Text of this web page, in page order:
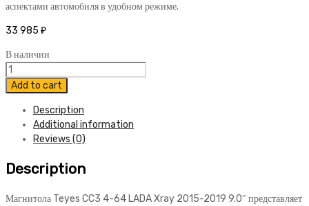
аспектами автомобиля в удобном режиме.
33 985 ₽
В наличии
Магнитола
Teyes
CC3
LADA
2015-
9.0"
Add to cart
Description
Additional information
Reviews (0)
Description
Магнитола Teyes CC3 4-64 LADA Xray 2015-2019 9.0″ представляет